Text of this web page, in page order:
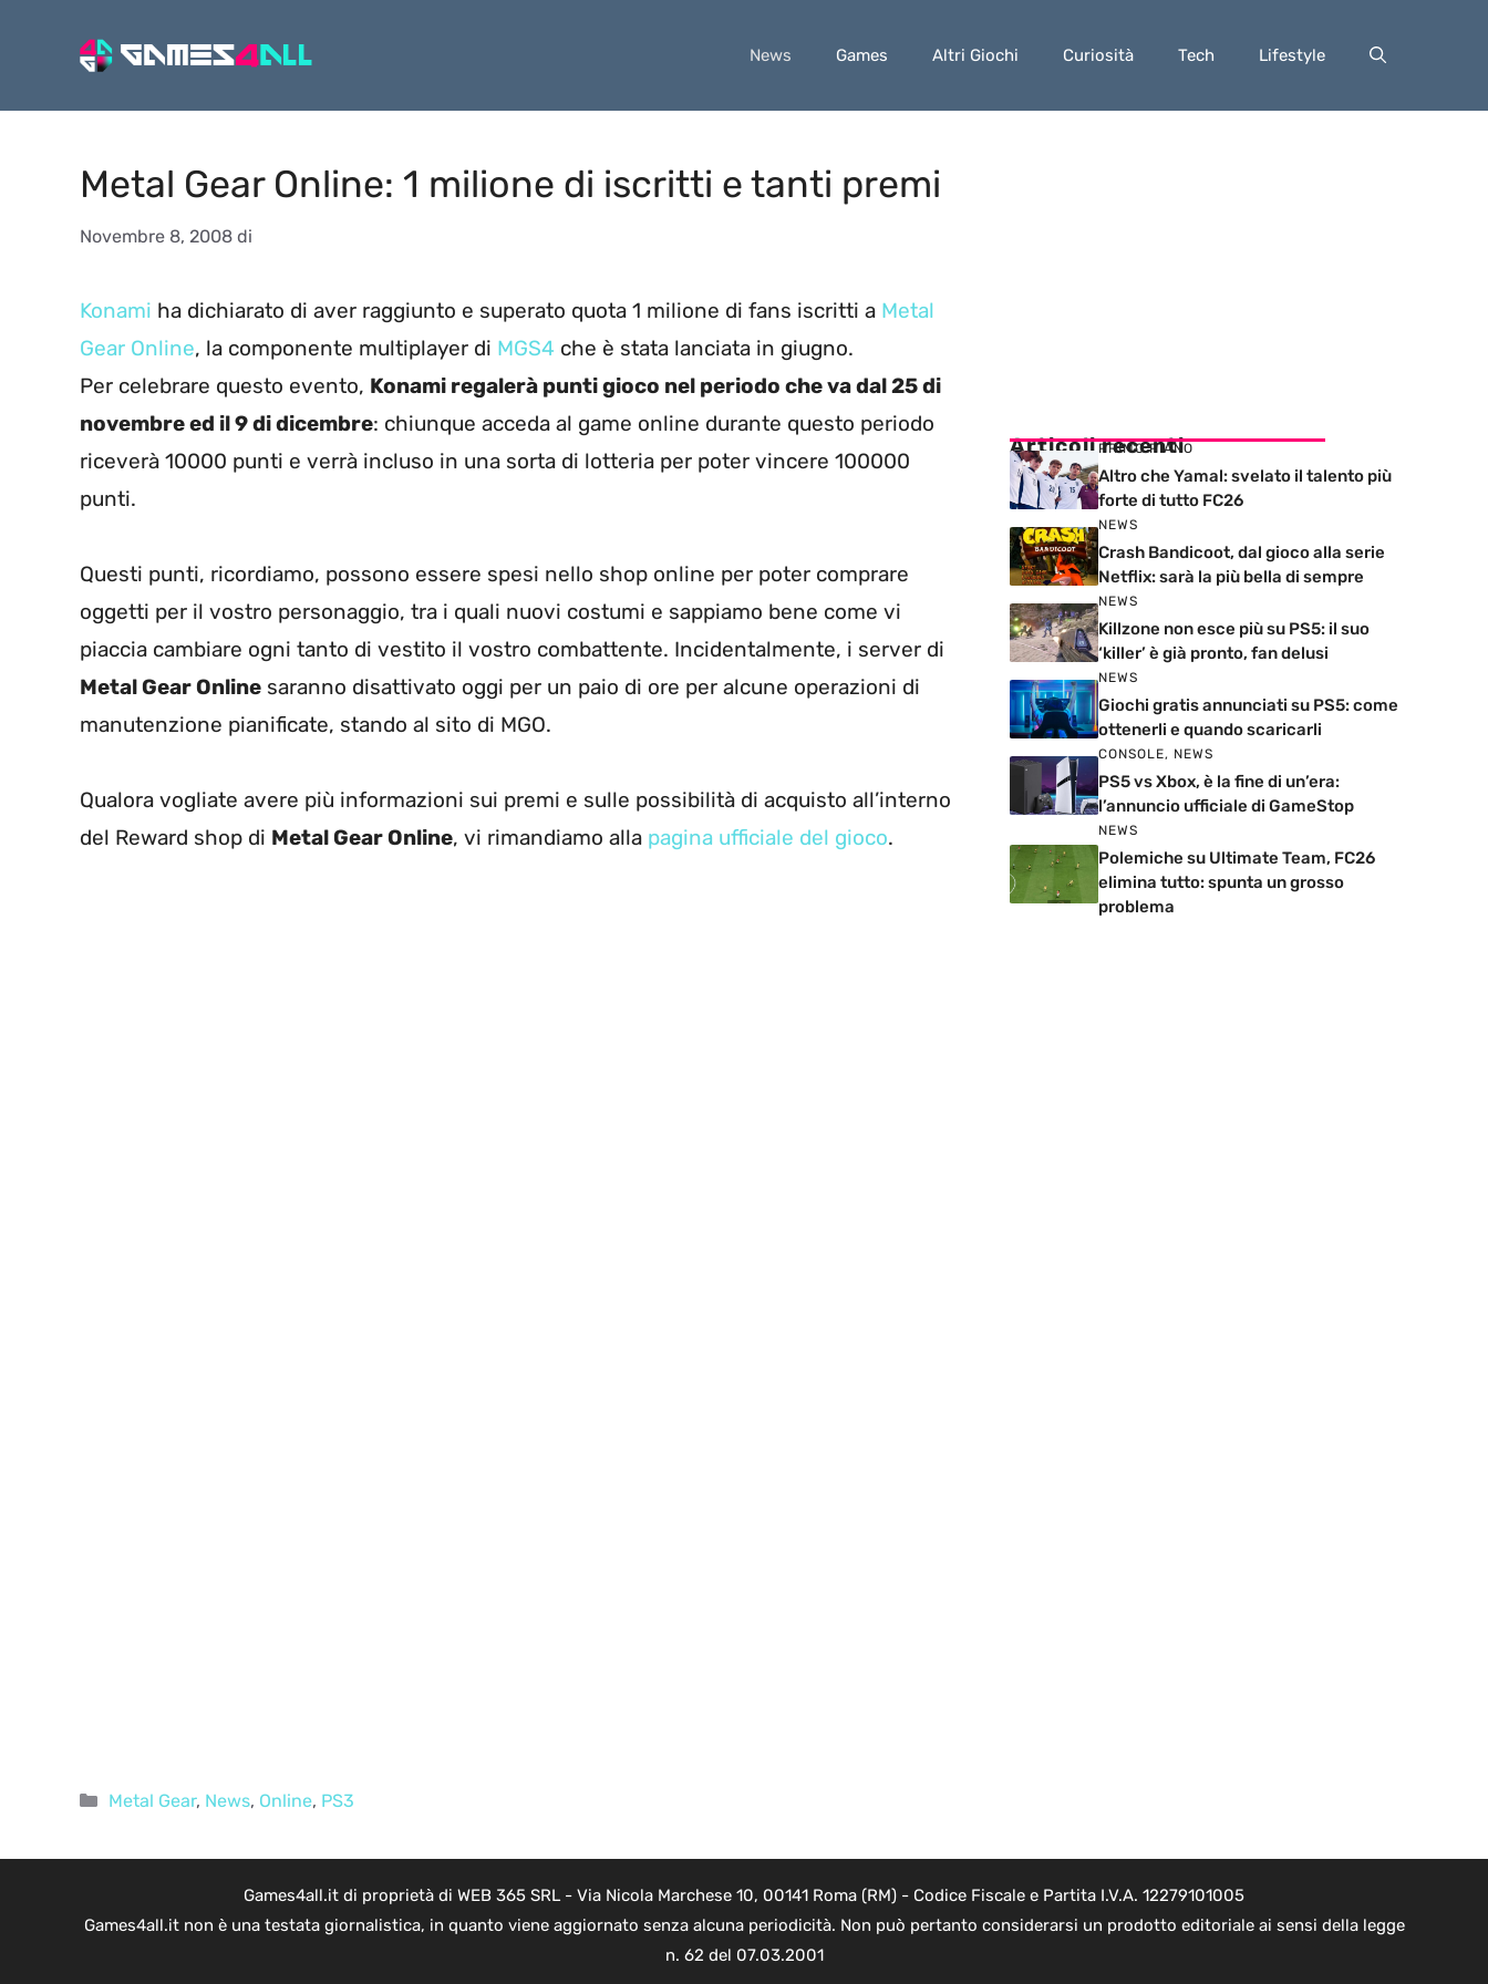
News Games Altri Giochi Curiosità Tech Lifestyle
Metal Gear Online: 1 milione di iscritti e tanti premi
Novembre 8, 2008 di
Konami ha dichiarato di aver raggiunto e superato quota 1 milione di fans iscritti a Metal
Gear Online, la componente multiplayer di MGS4 che è stata lanciata in giugno.
Per celebrare questo evento, Konami regalerà punti gioco nel periodo che va dal 25 di
novembre ed il 9 di dicembre: chiunque acceda al game online durante questo periodo
riceverà 10000 punti e verrà incluso in una sorta di lotteria per poter vincere 100000
punti.
Questi punti, ricordiamo, possono essere spesi nello shop online per poter comprare
oggetti per il vostro personaggio, tra i quali nuovi costumi e sappiamo bene come vi
piaccia cambiare ogni tanto di vestito il vostro combattente. Incidentalmente, i server di
Metal Gear Online saranno disattivato oggi per un paio di ore per alcune operazioni di
manutenzione pianificate, stando al sito di MGO.
Qualora vogliate avere più informazioni sui premi e sulle possibilità di acquisto all’interno
del Reward shop di Metal Gear Online, vi rimandiamo alla pagina ufficiale del gioco.
Categorie
Metal Gear, News, Online, PS3
Articoli recenti
PRIMO PIANO
Altro che Yamal: svelato il talento più
forte di tutto FC26
NEWS
Crash Bandicoot, dal gioco alla serie
Netflix: sarà la più bella di sempre
NEWS
Killzone non esce più su PS5: il suo
‘killer’ è già pronto, fan delusi
NEWS
Giochi gratis annunciati su PS5: come
ottenerli e quando scaricarli
CONSOLE, NEWS
PS5 vs Xbox, è la fine di un’era:
l’annuncio ufficiale di GameStop
NEWS
Polemiche su Ultimate Team, FC26
elimina tutto: spunta un grosso
problema
Games4all.it di proprietà di WEB 365 SRL - Via Nicola Marchese 10, 00141 Roma (RM) - Codice Fiscale e Partita I.V.A. 12279101005
Games4all.it non è una testata giornalistica, in quanto viene aggiornato senza alcuna periodicità. Non può pertanto considerarsi un prodotto editoriale ai sensi della legge
n. 62 del 07.03.2001